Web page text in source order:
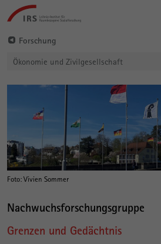
Gehe
direkt
zu:
Leibniz-
Institut
für
Raumbezogene
Sozialforschung
Forschung
Ökonomie und Zivilgesellschaft
n
z
e
u
n
Foto: Vivien Sommer
Nachwuchsforschungsgruppe
Grenzen und Gedächtnis